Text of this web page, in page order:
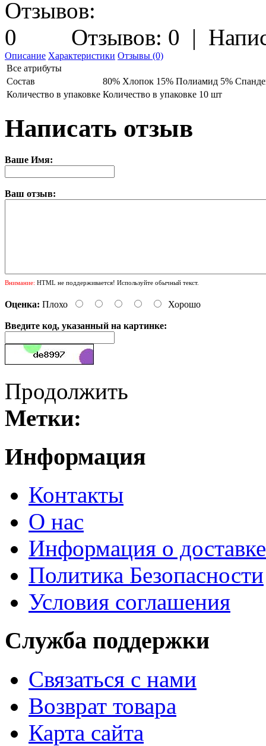
Отзывов: 0 |
Описание Характеристики Отзывы (0)
Все атрибуты
Состав
80% Хлопок 15% Полиамид 5%
Количество в упаковке Количество в упаковке 10 шт
Написать отзыв
Ваше Имя:
Ваш отзыв:
Внимание: HTML не поддерживается! Используйте обычный текст.
Оценка: Плохо Хорошо
Введите код, указанный на картинке:
Продолжить
Метки:
Информация
Контакты
О нас
Информация о доставке
Политика Безопасности
Условия соглашения
Служба поддержки
Связаться с нами
Возврат товара
Карта сайта